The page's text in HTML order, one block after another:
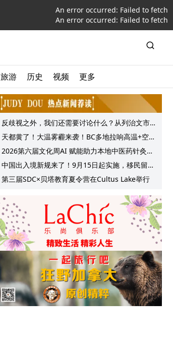
An error occurred: Failed to fetch
An error occurred: Failed to fetch
旅游 历史 视频 更多
反歧视之外，我们还需要讨论什么？从列治文市
议会一项动议谈起
天都黄了！大温雾霾来袭！BC多地拉响高温+空气
质量预警 最高可达35°C！
2026第六届文化周AI 赋能助力本地中医药针灸服
务提质升级
中国出入境新规来了！9月15日起实施，移民留学
中介迎来最强监管！
第三届SDC×贝塔教育夏令营在Cultus Lake举行